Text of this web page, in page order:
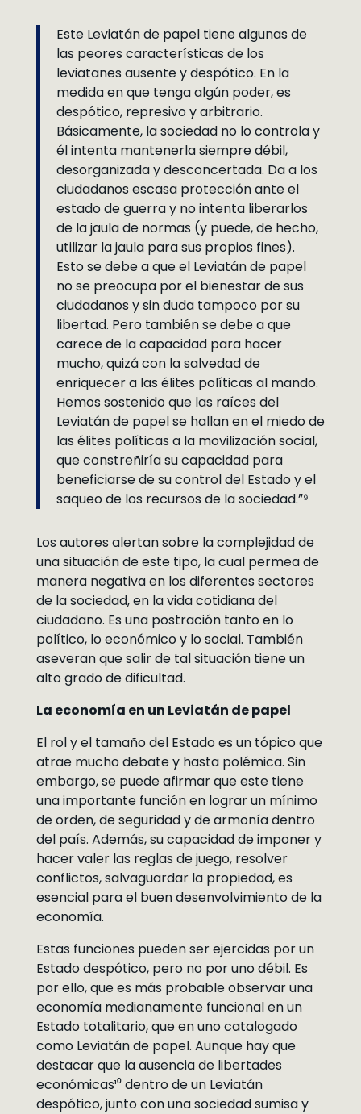
Este Leviatán de papel tiene algunas de
las peores características de los
leviatanes ausente y despótico. En la
medida en que tenga algún poder, es
despótico, represivo y arbitrario.
Básicamente, la sociedad no lo controla y
él intenta mantenerla siempre débil,
desorganizada y desconcertada. Da a los
ciudadanos escasa protección ante el
estado de guerra y no intenta liberarlos
de la jaula de normas (y puede, de hecho,
utilizar la jaula para sus propios fines).
Esto se debe a que el Leviatán de papel
no se preocupa por el bienestar de sus
ciudadanos y sin duda tampoco por su
libertad. Pero también se debe a que
carece de la capacidad para hacer
mucho, quizá con la salvedad de
enriquecer a las élites políticas al mando.
Hemos sostenido que las raíces del
Leviatán de papel se hallan en el miedo de
las élites políticas a la movilización social,
que constreñiría su capacidad para
beneficiarse de su control del Estado y el
saqueo de los recursos de la sociedad.”⁹
Los autores alertan sobre la complejidad de
una situación de este tipo, la cual permea de
manera negativa en los diferentes sectores
de la sociedad, en la vida cotidiana del
ciudadano. Es una postración tanto en lo
político, lo económico y lo social. También
aseveran que salir de tal situación tiene un
alto grado de dificultad.
La economía en un Leviatán de papel
El rol y el tamaño del Estado es un tópico que
atrae mucho debate y hasta polémica. Sin
embargo, se puede afirmar que este tiene
una importante función en lograr un mínimo
de orden, de seguridad y de armonía dentro
del país. Además, su capacidad de imponer y
hacer valer las reglas de juego, resolver
conflictos, salvaguardar la propiedad, es
esencial para el buen desenvolvimiento de la
economía.
Estas funciones pueden ser ejercidas por un
Estado despótico, pero no por uno débil. Es
por ello, que es más probable observar una
economía medianamente funcional en un
Estado totalitario, que en uno catalogado
como Leviatán de papel. Aunque hay que
destacar que la ausencia de libertades
económicas¹⁰ dentro de un Leviatán
despótico, junto con una sociedad sumisa y